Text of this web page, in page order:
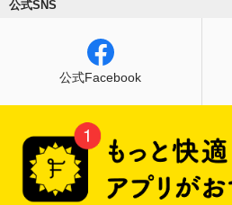
公式SNS
公式Facebook